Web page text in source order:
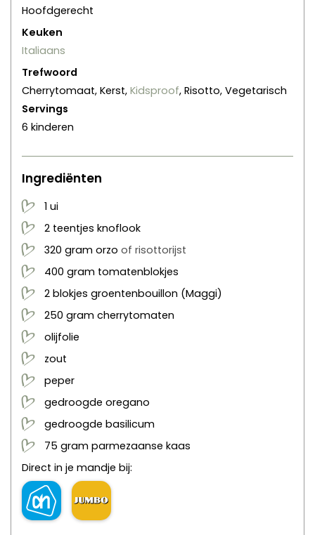
Hoofdgerecht
Keuken
Italiaans
Trefwoord
Cherrytomaat, Kerst, Kidsproof, Risotto, Vegetarisch
Servings
6 kinderen
Ingrediënten
1 ui
2 teentjes knoflook
320 gram orzo of risottorijst
400 gram tomatenblokjes
2 blokjes groentenbouillon (Maggi)
250 gram cherrytomaten
olijfolie
zout
peper
gedroogde oregano
gedroogde basilicum
75 gram parmezaanse kaas
Direct in je mandje bij: